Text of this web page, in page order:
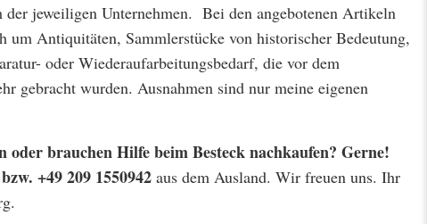
jeweiligen Unternehmen. Bei den angebotenen Artikeln
um Antiquitäten, Sammlerstücke von historischer Bedeutung,
oder Wiederaufarbeitungsbedarf, die vor dem
gebracht wurden. Ausnahmen sind nur meine eigenen
oder brauchen Hilfe beim Besteck nachkaufen? Gerne!
+49 209 1550942 aus dem Ausland. Wir freuen uns. Ihr